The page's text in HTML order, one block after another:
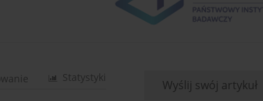
Statystyki
Wyślij swój artykuł